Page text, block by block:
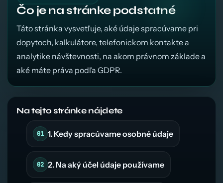
Čo je na stránke podstatné
Táto stránka vysvetľuje, aké údaje spracúvame pri
dopytoch, kalkulátore, telefonickom kontakte a
analytike návštevnosti, na akom právnom základe a
aké máte práva podľa GDPR.
Na tejto stránke nájdete
1. Kedy spracúvame osobné údaje
2. Na aký účel údaje používame